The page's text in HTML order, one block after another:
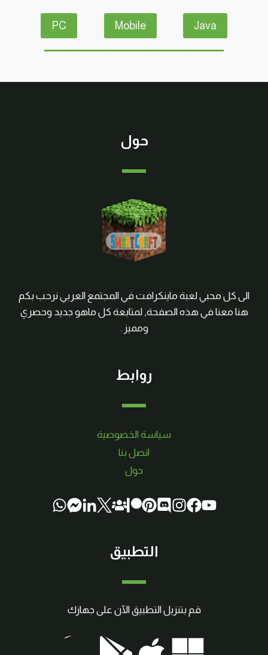
Java
Mobile
PC
حول
الى كل محبي لعبة ماينكرافت في المجتمع العربي نرحب بكم
هنا معنا في هذه الصفحة, لمتابعة كل ماهو جديد وحصري
ومميز .
روابط
سياسة الخصوصية
اتصل بنا
حول
التطبيق
قم بتنزيل التطبيق الآن على جهازك